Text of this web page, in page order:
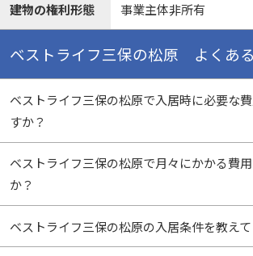
建物の権利形態 事業主体非所有
ベストライフ三保の松原 よくあ
ベストライフ三保の松原で入居時に必要な
すか？
ベストライフ三保の松原で月々にかかる費
か？
ベストライフ三保の松原の入居条件を教えて